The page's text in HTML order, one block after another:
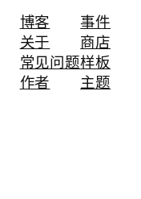
博客
关于
常见问题
作者
事件
商店
样板
主题